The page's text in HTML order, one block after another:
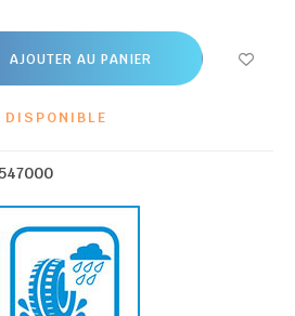
AJOUTER AU PANIER